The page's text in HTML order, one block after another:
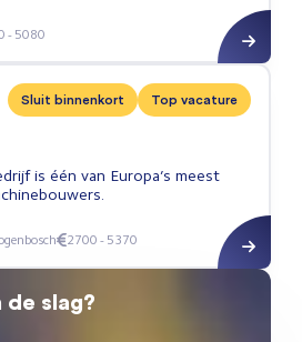
- 5080
Machinebouw
Sluit binnenkort Top vacature
is één van Europa’s meest
2700 - 5370
Monteur
de slag?